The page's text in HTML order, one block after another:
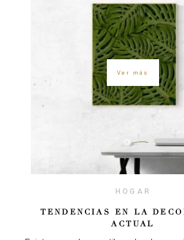
Ver más
HOGAR
TENDENCIAS EN LA
ACTUAL